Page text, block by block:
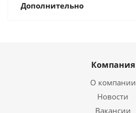
Дополнительно
Компания
О компании
Новости
Вакансии